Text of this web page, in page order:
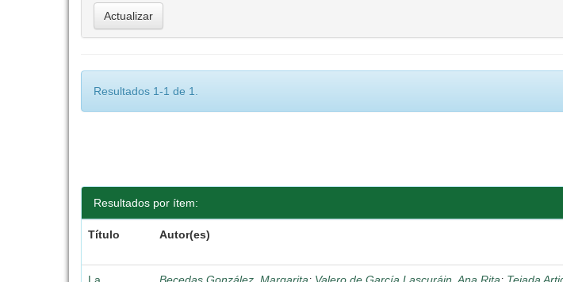
Resultados 1-1 de 1.
Resultados por ítem:
Título Autor(es)